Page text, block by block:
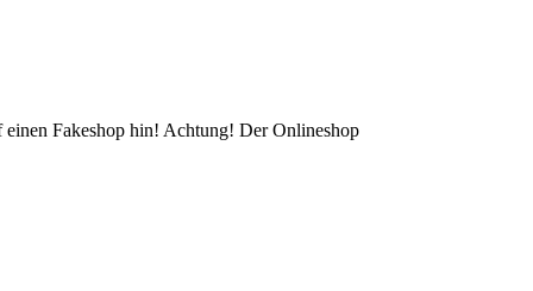
Fakeshop hin! Achtung! Der Onlineshop